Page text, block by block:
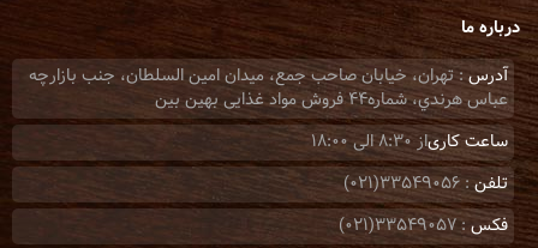
درباره ما
آدرس: تهران، خيابان صاحب جمع، ميدان امين السلطان، جنب بازارچه
عباس هرندي، شماره44 فروش مواد غذایی بهین بین
ساعت کاریاز 8:30 الی 18:00
تلفن : 33549056(021)
فکس: 33549057(021)